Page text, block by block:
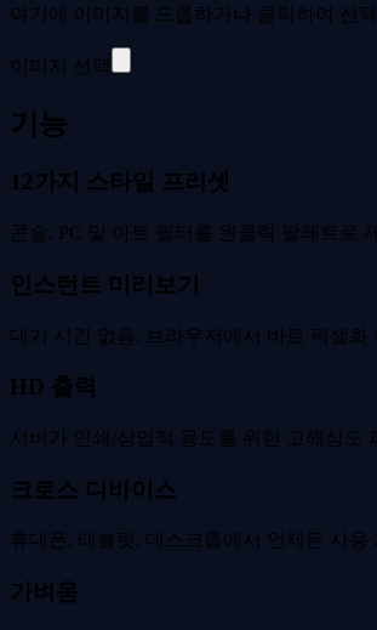
여기에 이미지를 드롭하거나 클릭하여 선택
이미지 선택
기능
12가지 스타일 프리셋
콘솔, PC 및 아트 필터를 원클릭 팔레트로
인스턴트 미리보기
대기 시간 없음. 브라우저에서 바로 픽셀화
HD 출력
서버가 인쇄/상업적 용도를 위한 고해상도
크로스 디바이스
휴대폰, 태블릿, 데스크톱에서 언제든 사용
가벼움